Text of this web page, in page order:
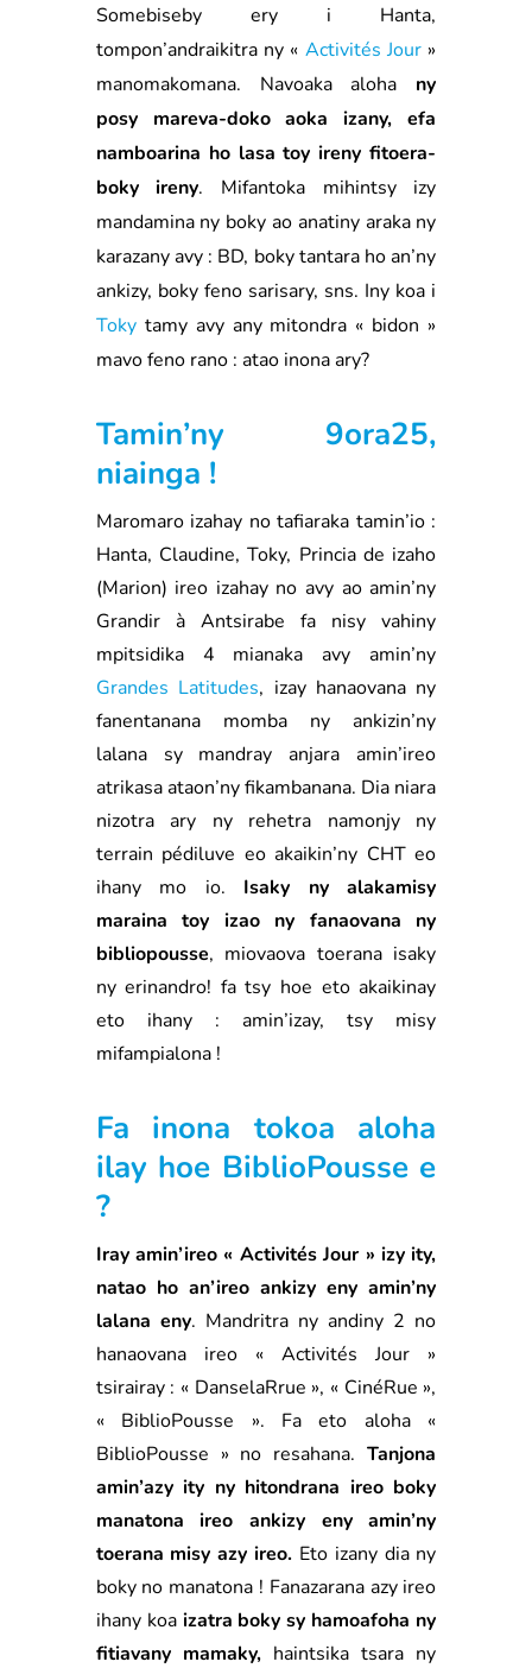
Somebiseby ery i Hanta,
tompon’andraikitra ny « Activités Jour »
manomakomana. Navoaka aloha ny
posy mareva-doko aoka izany, efa
namboarina ho lasa toy ireny fitoera-
boky ireny. Mifantoka mihintsy izy
mandamina ny boky ao anatiny araka ny
karazany avy : BD, boky tantara ho an’ny
ankizy, boky feno sarisary, sns. Iny koa i
Tokytamy avy any mitondra « bidon »
mavo feno rano : atao inona ary?
Tamin’ny 9ora25,
niainga !
Maromaro izahay no tafiaraka tamin’io :
Hanta, Claudine, Toky, Princia de izaho
(Marion) ireo izahay no avy ao amin’ny
Grandir à Antsirabe fa nisy vahiny
mpitsidika 4 mianaka avy amin’ny
Grandes Latitudes, izay hanaovana ny
fanentanana momba ny ankizin’ny
lalana sy mandray anjara amin’ireo
atrikasa ataon’ny fikambanana. Dia niara
nizotra ary ny rehetra namonjy ny
terrain pédiluve eo akaikin’ny CHT eo
ihany mo io. Isaky ny alakamisy
maraina toy izao ny fanaovana ny
bibliopousse, miovaova toerana isaky
ny erinandro! fa tsy hoe eto akaikinay
eto ihany : amin’izay, tsy misy
mifampialona !
Fa inona tokoa aloha
ilay hoe BiblioPousse e
?
Iray amin’ireo « Activités Jour » izy ity,
natao ho an’ireo ankizy eny amin’ny
lalana eny. Mandritra ny andiny 2 no
hanaovana ireo « Activités Jour »
tsirairay : « DanselaRrue », « CinéRue »,
« BiblioPousse ». Fa eto aloha «
BiblioPousse » no resahana.Tanjona
amin’azy ity ny hitondrana ireo boky
manatona ireo ankizy eny amin’ny
toerana misy azy ireo. Eto izany dia ny
boky no manatona ! Fanazarana azy ireo
ihany koa izatra boky sy hamoafoha ny
fitiavany mamaky,haintsika tsara ny